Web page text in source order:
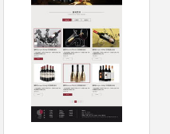
呈现与设计